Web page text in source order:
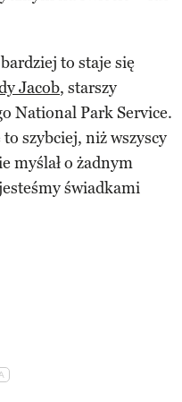
to staje się
Jacob, starszy
National Park Service.
szybciej, niż wszyscy
myślał o żadnym
świadkami